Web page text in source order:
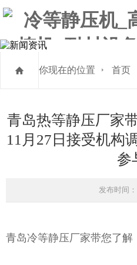
你现在的位置 首页
青岛热等静压厂家
11月27日接受机构
参
发布时间
青岛冷等静压厂家带您了解